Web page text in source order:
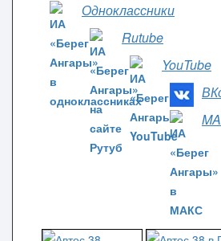
Одноклассники
Rutube
YouTube